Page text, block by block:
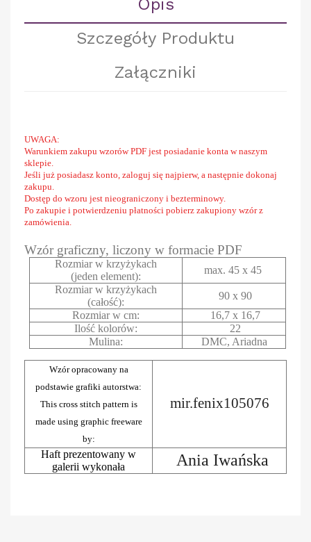
Opis
Szczegóły Produktu
Załączniki
UWAGA:
Warunkiem zakupu wzorów PDF jest posiadanie konta w naszym
sklepie.
Jeśli już posiadasz konto, zaloguj się najpierw, a następnie dokonaj
zakupu.
Dostęp do wzoru jest nieograniczony i bezterminowy.
Po zakupie i potwierdzeniu płatności pobierz zakupiony wzór z
zamówienia.
Wzór graficzny, liczony w formacie PDF
Rozmiar w krzyżykach
(jeden element):
max. 45 x 45
Rozmiar w krzyżykach
(całość):
90 x 90
Rozmiar w cm:
16,7 x 16,7
Ilość kolorów:
22
Mulina:
DMC, Ariadna
Wzór opracowany na
podstawie grafiki autorstwa:
This cross stitch pattern is
made using graphic freeware
by:
mir.fenix105076
Haft prezentowany w
galerii wykonała
Ania Iwańska